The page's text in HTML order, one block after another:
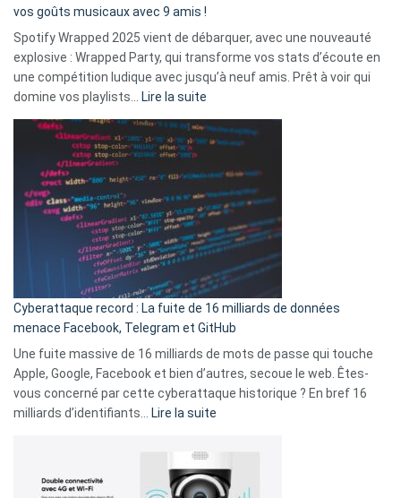
Solly
change
la
des
3
secondes
vos goûts musicaux avec 9 amis !
Spotify Wrapped 2025 vient de débarquer, avec une nouveauté
explosive : Wrapped Party, qui transforme vos stats d’écoute en
une compétition ludique avec jusqu’à neuf amis. Prêt à voir qui
domine vos playlists… Lire la suite
Wrapped
est
là
:
Le
Wrapped
Party
pour
comparer
vos
goûts
musicaux
avec
9
!
Cyberattaque record : La fuite de 16 milliards de données
menace Facebook, Telegram et GitHub
Une fuite massive de 16 milliards de mots de passe qui touche
Apple, Google, Facebook et bien d’autres, secoue le web. Êtes-
vous concerné par cette cyberattaque historique ? En bref 16
milliards d’identifiants… Lire la suite
record
:
La